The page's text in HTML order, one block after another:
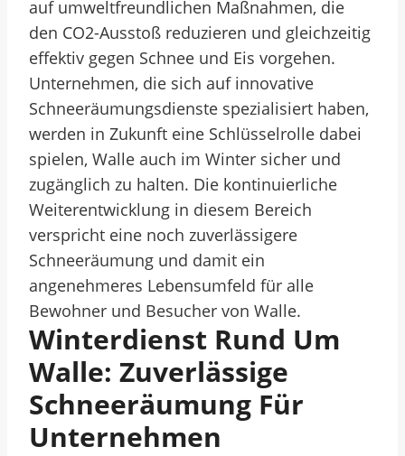
auf umweltfreundlichen Maßnahmen, die
den CO2-Ausstoß reduzieren und gleichzeitig
effektiv gegen Schnee und Eis vorgehen.
Unternehmen, die sich auf innovative
Schneeräumungsdienste spezialisiert haben,
werden in Zukunft eine Schlüsselrolle dabei
spielen, Walle auch im Winter sicher und
zugänglich zu halten. Die kontinuierliche
Weiterentwicklung in diesem Bereich
verspricht eine noch zuverlässigere
Schneeräumung und damit ein
angenehmeres Lebensumfeld für alle
Bewohner und Besucher von Walle.
Winterdienst Rund Um
Walle: Zuverlässige
Schneeräumung Für
Unternehmen